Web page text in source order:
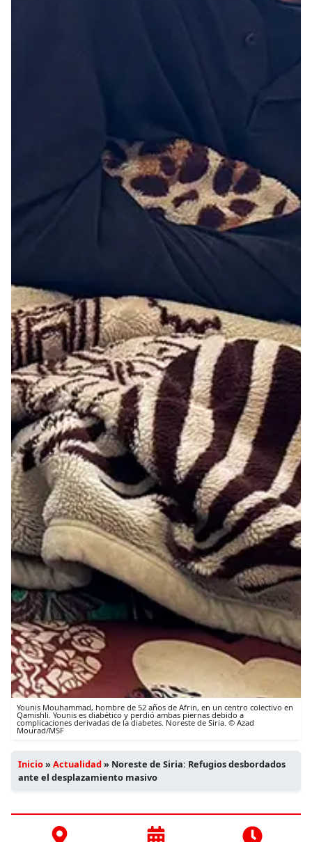
Younis Mouhammad, hombre de 52 años de Afrin, en un centro colectivo en
Qamishli. Younis es diabético y perdió ambas piernas debido a
complicaciones derivadas de la diabetes. Noreste de Siria. © Azad
Mourad/MSF
Inicio»Actualidad» Noreste de Siria: Refugios desbordados
ante el desplazamiento masivo